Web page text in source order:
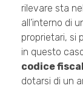
rilevare sta
all’interno di
proprietari, si
in questo
codice
dotarsi di un